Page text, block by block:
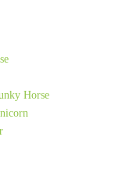
Horse